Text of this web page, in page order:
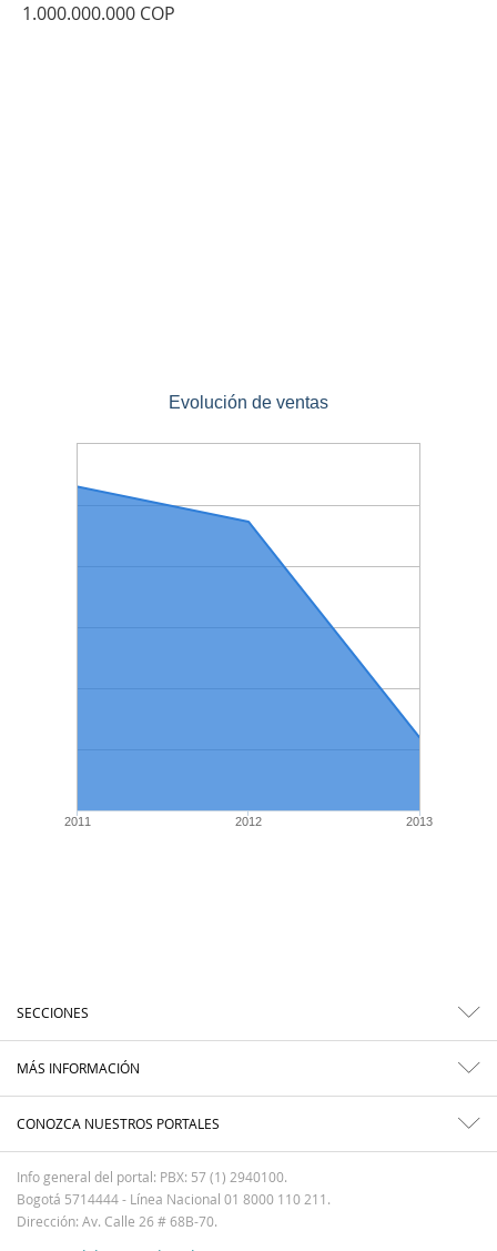
1.000.000.000 COP
Evolución de ventas
2011 2012 2013
SECCIONES
MÁS INFORMACIÓN
CONOZCA NUESTROS PORTALES
Info general del portal: PBX: 57 (1) 2940100.
Bogotá 5714444 - Línea Nacional 01 8000 110 211.
Dirección: Av. Calle 26 # 68B-70.